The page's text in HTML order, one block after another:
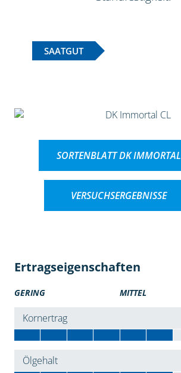
SAATGUT
SORTENBLATT DK IMMORTAL
VERSUCHSERGEBNISSE
Ertragseigenschaften
GERING MITTEL
Kornertrag
Ölgehalt